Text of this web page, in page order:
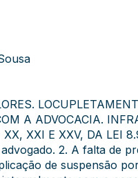
A ADVOCACIA.
XXI E XXV, DA LEI
2. A falta de
de suspensão